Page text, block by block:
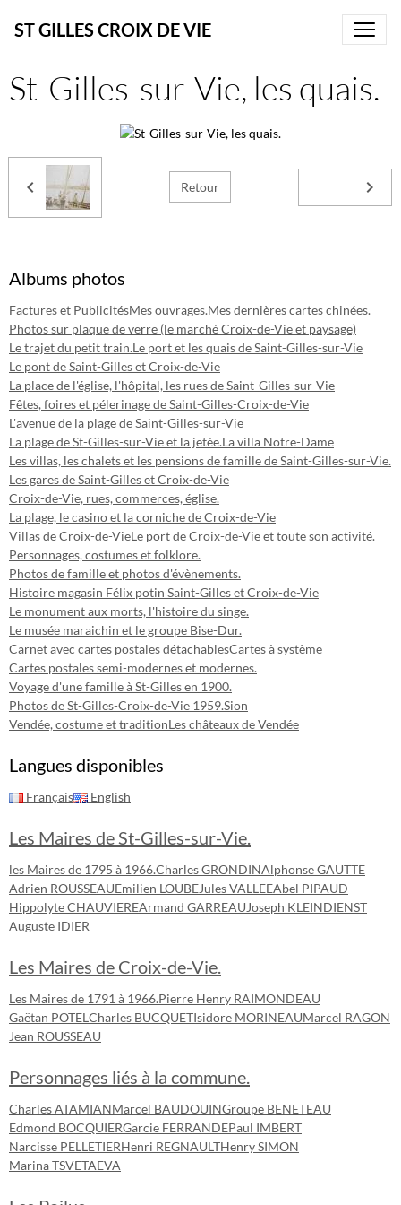
ST GILLES CROIX DE VIE
St-Gilles-sur-Vie, les quais.
Retour
Albums photos
Factures et PublicitésMes ouvrages.Mes dernières cartes chinées.
Photos sur plaque de verre (le marché Croix-de-Vie et paysage)
Le trajet du petit train.Le port et les quais de Saint-Gilles-sur-Vie
Le pont de Saint-Gilles et Croix-de-Vie
La place de l'église, l'hôpital, les rues de Saint-Gilles-sur-Vie
Fêtes, foires et pélerinage de Saint-Gilles-Croix-de-Vie
L'avenue de la plage de Saint-Gilles-sur-Vie
La plage de St-Gilles-sur-Vie et la jetée.La villa Notre-Dame
Les villas, les chalets et les pensions de famille de Saint-Gilles-sur-Vie.
Les gares de Saint-Gilles et Croix-de-Vie
Croix-de-Vie, rues, commerces, église.
La plage, le casino et la corniche de Croix-de-Vie
Villas de Croix-de-VieLe port de Croix-de-Vie et toute son activité.
Personnages, costumes et folklore.
Photos de famille et photos d'évènements.
Histoire magasin Félix potin Saint-Gilles et Croix-de-Vie
Le monument aux morts, l'histoire du singe.
Le musée maraichin et le groupe Bise-Dur.
Carnet avec cartes postales détachablesCartes à système
Cartes postales semi-modernes et modernes.
Voyage d'une famille à St-Gilles en 1900.
Photos de St-Gilles-Croix-de-Vie 1959.Sion
Vendée, costume et traditionLes châteaux de Vendée
Langues disponibles
Français English
Les Maires de St-Gilles-sur-Vie.
les Maires de 1795 à 1966.Charles GRONDINAlphonse GAUTTE
Adrien ROUSSEAUEmilien LOUBEJules VALLEEAbel PIPAUD
Hippolyte CHAUVIEREArmand GARREAUJoseph KLEINDIENST
Auguste IDIER
Les Maires de Croix-de-Vie.
Les Maires de 1791 à 1966.Pierre Henry RAIMONDEAU
Gaëtan POTEL Charles BUCQUETIsidore MORINEAUMarcel RAGON
Jean ROUSSEAU
Personnages liés à la commune.
Charles ATAMIANMarcel BAUDOUINGroupe BENETEAU
Edmond BOCQUIERGarcie FERRANDEPaul IMBERT
Narcisse PELLETIERHenri REGNAULTHenry SIMON
Marina TSVETAEVA